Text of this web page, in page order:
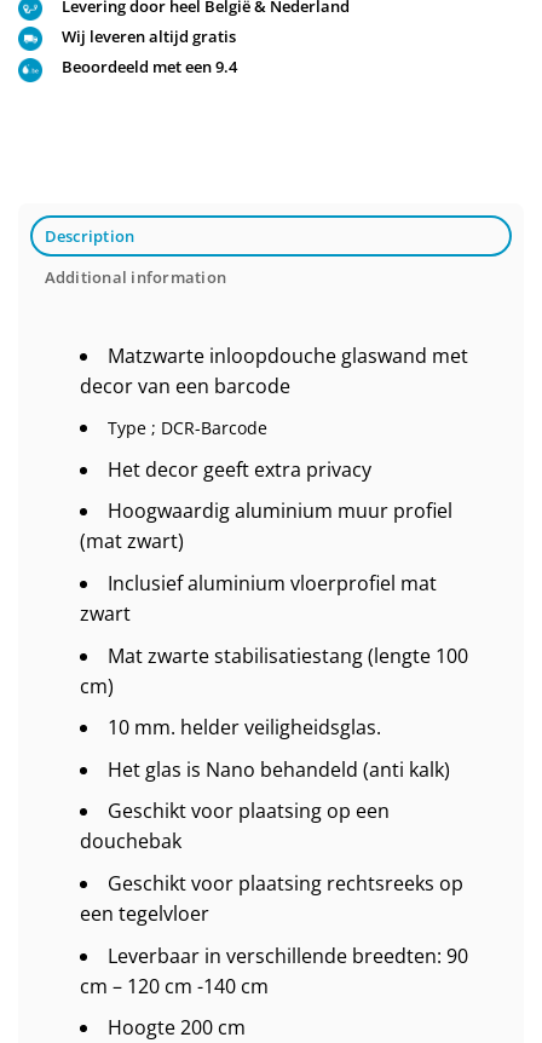
Levering door heel België & Nederland
Wij leveren altijd gratis
Beoordeeld met een 9.4
Description
Additional information
Matzwarte inloopdouche glaswand met
decor van een barcode
Type ; DCR-Barcode
Het decor geeft extra privacy
Hoogwaardig aluminium muur profiel
(mat zwart)
Inclusief aluminium vloerprofiel mat
zwart
Mat zwarte stabilisatiestang (lengte 100
cm)
10 mm. helder veiligheidsglas.
Het glas is Nano behandeld (anti kalk)
Geschikt voor plaatsing op een
douchebak
Geschikt voor plaatsing rechtsreeks op
een tegelvloer
Leverbaar in verschillende breedten: 90
cm – 120 cm -140 cm
Hoogte 200 cm